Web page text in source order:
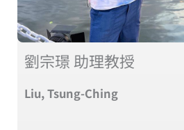
劉宗璟 助理教授
Liu, Tsung-Ching